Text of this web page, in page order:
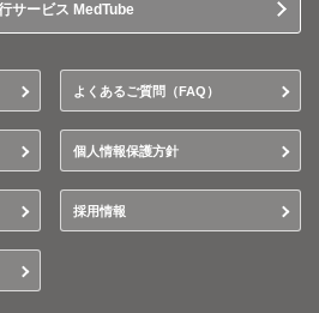
サービス MedTube
よくあるご質問（FAQ）
個人情報保護方針
採用情報